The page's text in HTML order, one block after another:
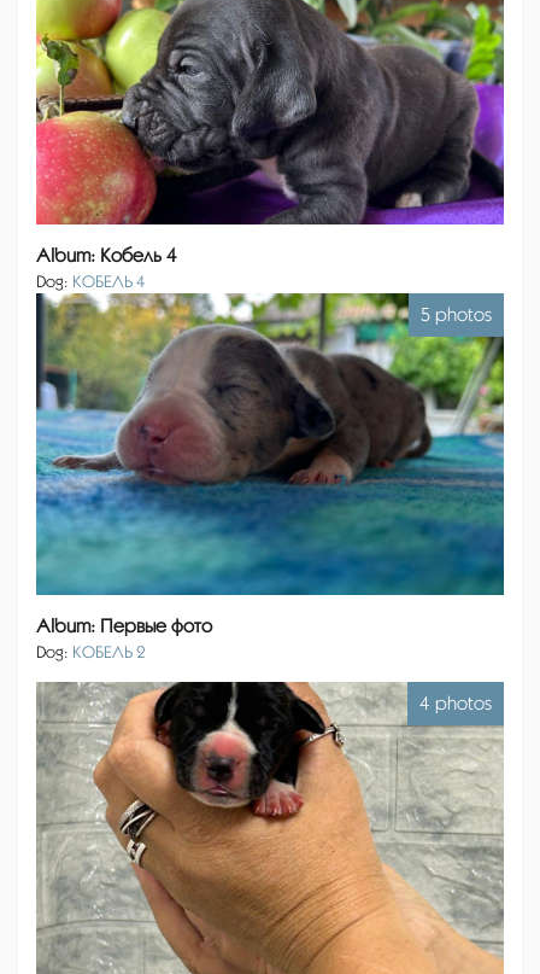
Album: Кобель 4
Dog: КОБЕЛЬ 4
5 photos
Album: Первые фото
Dog: КОБЕЛЬ 2
4 photos